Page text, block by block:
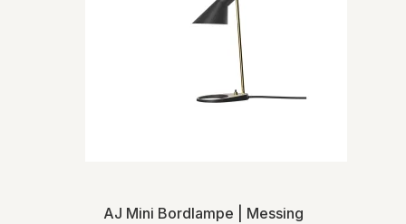
AJ Mini Bordlampe | Messing